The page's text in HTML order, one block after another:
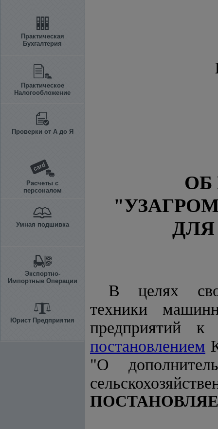
Практическая
Бухгалтерия
Практическое
Налогообложение
Проверки от А до Я
Расчеты с
персоналом
Умная подшивка
Экспортно-
Импортные Операции
Юрист Предприятия
В целях
техники
предприятий
постановлением
"О